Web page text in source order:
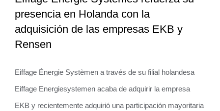
Eiffage Énergie Systèmes refuerza su
presencia en Holanda con la
adquisición de las empresas EKB y
Rensen
presencia en Holanda con la
adquisición de las empresas EKB y
Rensen
Eiffage Énergie Systèmen a través de su filial holandesa
Eiffage Energiesystemen acaba de adquirir la empresa
EKB y recientemente adquirió una participación mayoritaria